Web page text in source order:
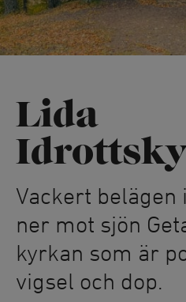
Lida
Vackert belägen
ner mot sjön
kyrkan som är
vigsel och dop.